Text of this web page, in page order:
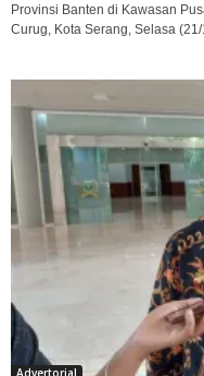
Provinsi Banten di Kawasan
Curug, Kota Serang, Selasa
Advertorial